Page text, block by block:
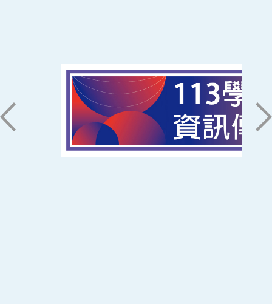
71005 台南市永康區南台街一號
06-2533131 ext. 7101
ic@stust.edu.tw
辦公時間